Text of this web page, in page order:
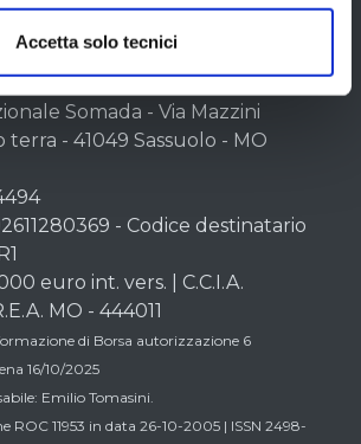
Accetta solo tecnici
Srlunipersonale
Somada - Via Mazzini
terra - 41049 Sassuolo - MO
- Codice destinatario
euro int. vers. | C.C.I.A.
MO - 444011
di Borsa autorizzazione 6
16/10/2025
Emilio Tomasini.
ROC 11953 in data 26-10-2005 | ISSN 2498-